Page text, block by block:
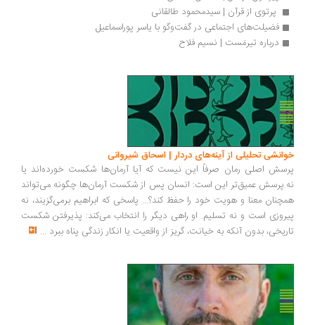
پرتوی از قرآن | سیدمحمود طالقانی
فضیلت‌های اجتماعی در گفت‌وگو با یاسر پوراسماعیل
درباره تیرمَست | نسیم فلاح
تحلیلی از آینه‌های دردار | اسحاق شیروانی
اصلی رمان صرفاً این نیست که آیا آرمان‌ها شکست خورده‌اند یا
عمیق‌تر این است: انسان پس از شکست آرمان‌ها چگونه می‌تواند
معنا و هویت خود را حفظ کند؟... پاسخی که ابراهیم برمی‌گزیند، نه
است و نه تسلیم. او راهی دیگر را انتخاب می‌کند: پذیرفتن شکست
بدون آنکه به خیانت، گریز از واقعیت یا انکار زندگی پناه ببرد...